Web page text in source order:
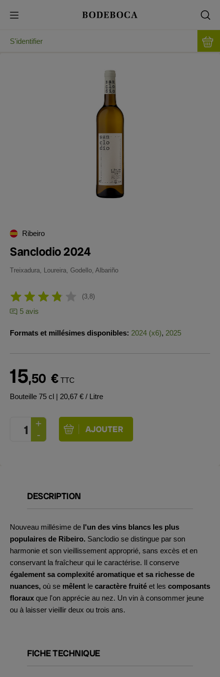
S'identifier
Ribeiro
Sanclodio 2024
Treixadura, Loureira, Godello, Albariño
3,8
5 avis
Formats et millésimes disponibles: 2024 (x6), 2025
15,50 € TTC
Bouteille 75 cl | 20,67 € / Litre
DESCRIPTION
Nouveau millésime de l'un des vins blancs les plus
populaires de Ribeiro. Sanclodio se distingue par son
harmonie et son vieillissement approprié, sans excès et en
conservant la fraîcheur qui le caractérise. Il conserve
également sa complexité aromatique et sa richesse de
nuances, où se mêlent le caractère fruité et les composants
floraux que l'on apprécie au nez. Un vin à consommer jeune
ou à laisser vieillir deux ou trois ans.
FICHE TECHNIQUE